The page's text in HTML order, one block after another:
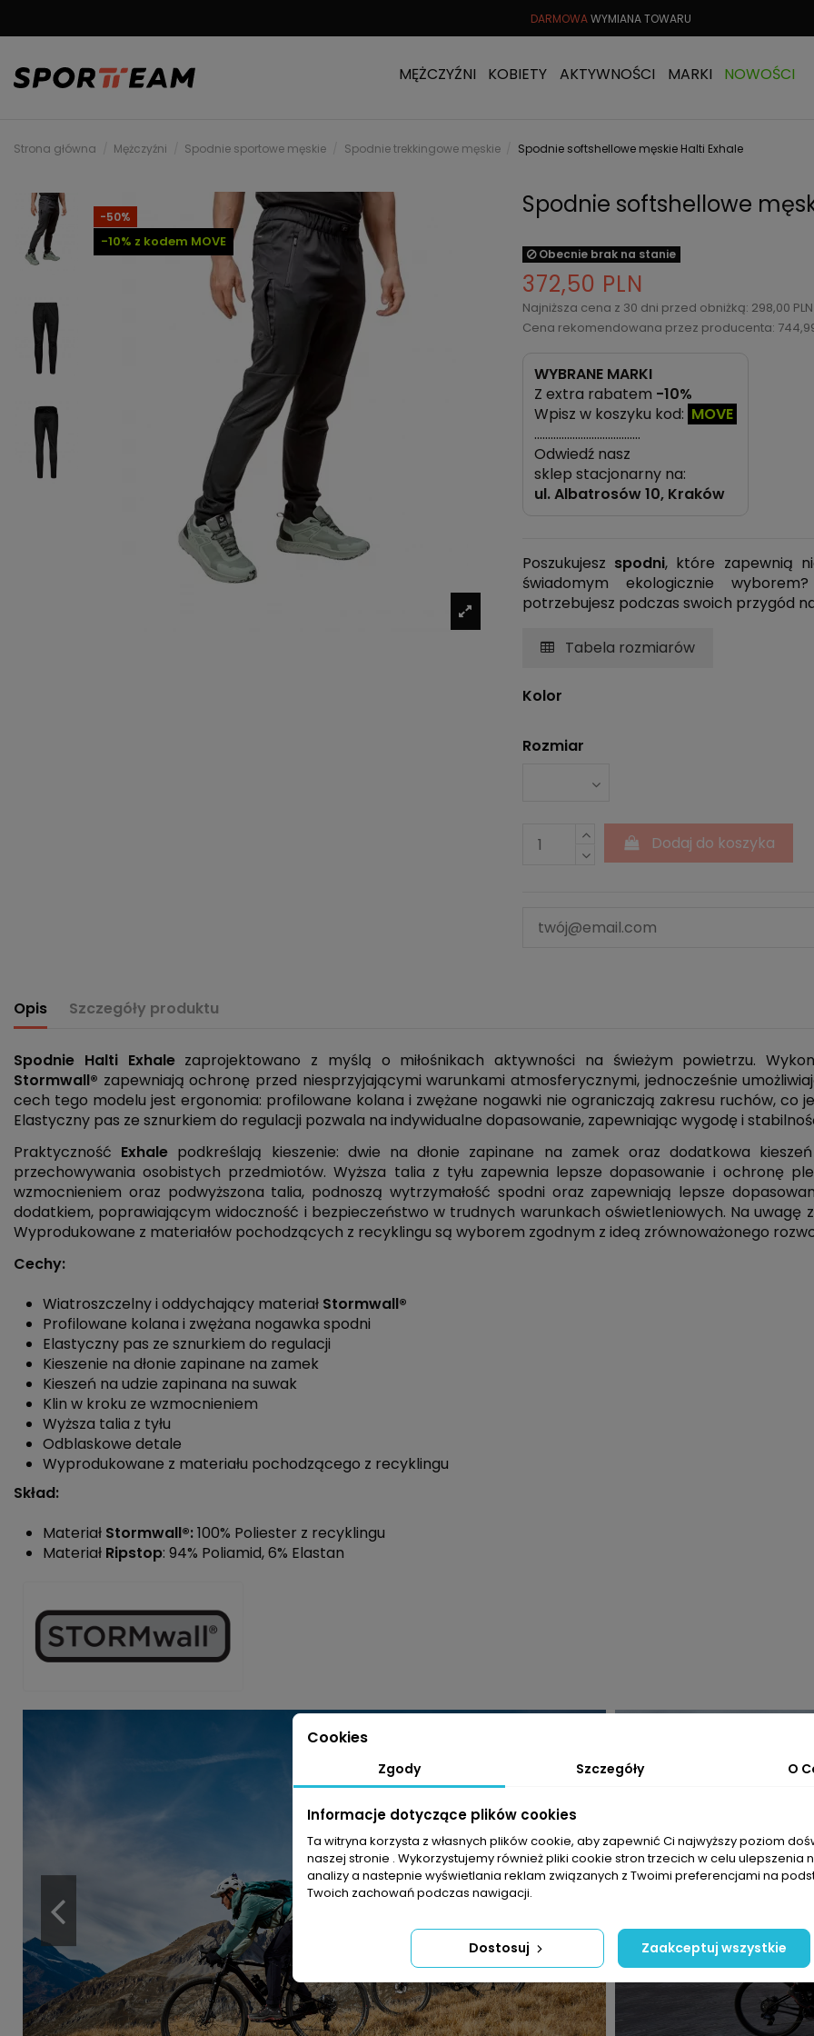
DARMOWAWYMIANA TOWARU
MĘŻCZYŹNI KOBIETY AKTYWNOŚCI MARKI NOWOŚCI
Strona główna Mężczyźni Spodnie sportowe męskie Spodnie trekkingowe męskie Spodnie softshellowe męskie Halti Exhale
-50%
-10% z kodem MOVE
Spodnie softshellowe
Obecnie brak na stanie
372,50 PLN
Najniższa cena z 30 dni przed obniżką: 298,00
Cena rekomendowana przez producenta:
WYBRANE MARKI
Z extra rabatem -10%
Wpisz w koszyku kod: MOVE
…………………………………
Odwiedź nasz
sklep stacjonarny na:
ul.Albatrosów 10, Kraków
Poszukujesz spodni, które zapewnią
świadomym ekologicznie
potrzebujesz podczas swoich przygód
Tabela rozmiarów
Kolor
Rozmiar
Dodaj do koszyka
Opis Szczegóły produktu
Spodnie Halti Exhalezaprojektowano z myślą o miłośnikach aktywności na świeżym powietrzu.
Stormwall® zapewniają ochronę przed niesprzyjającymi warunkami atmosferycznymi, jednocześnie
cech tego modelu jest ergonomia: profilowane kolana i zwężane nogawki nie ograniczają zakresu ruchów, co
Elastyczny pas ze sznurkiem do regulacji pozwala na indywidualne dopasowanie, zapewniając wygodę i
Praktyczność Exhale podkreślają kieszenie: dwie na dłonie zapinane na zamek oraz dodatkowa
przechowywania osobistych przedmiotów. Wyższa talia z tyłu zapewnia lepsze dopasowanie i ochronę
wzmocnieniem oraz podwyższona talia, podnoszą wytrzymałość spodni oraz zapewniają lepsze
dodatkiem, poprawiającym widoczność i bezpieczeństwo w trudnych warunkach oświetleniowych. Na uwagę
Wyprodukowane z materiałów pochodzących z recyklingu są wyborem zgodnym z ideą zrównoważonego
Cechy:
Wiatroszczelny i oddychający materiał Stormwall®
Profilowane kolana i zwężana nogawka spodni
Elastyczny pas ze sznurkiem do regulacji
Kieszenie na dłonie zapinane na zamek
Kieszeń na udzie zapinana na suwak
Klin w kroku ze wzmocnieniem
Wyższa talia z tyłu
Odblaskowe detale
Wyprodukowane z materiału pochodzącego z recyklingu
Skład:
Materiał Stormwall®:100% Poliester z recyklingu
Materiał Ripstop: 94% Poliamid, 6% Elastan
Cookies
Zgody Szczegóły O
Informacje dotyczące plików cookies
Ta witryna korzysta z własnych plików cookie, aby zapewnić Ci najwyższy poziom
naszej stronie . Wykorzystujemy również pliki cookie stron trzecich w celu ulepszenia
analizy a nastepnie wyświetlania reklam związanych z Twoimi preferencjami na
Twoich zachowań podczas nawigacji.
Dostosuj Zaakceptuj wszystkie